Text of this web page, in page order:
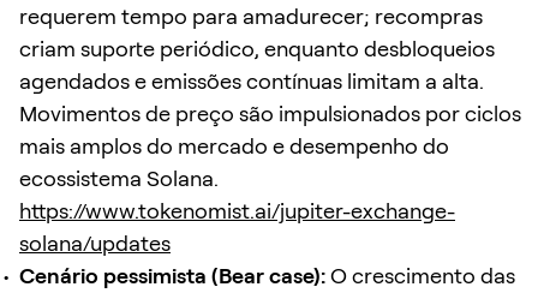
requerem tempo para amadurecer; recompras
criam suporte periódico, enquanto desbloqueios
agendados e emissões contínuas limitam a alta.
Movimentos de preço são impulsionados por ciclos
mais amplos do mercado e desempenho do
ecossistema Solana.
https://www.tokenomist.ai/jupiter-exchange-
solana/updates
Cenário pessimista (Bear case):O crescimento das